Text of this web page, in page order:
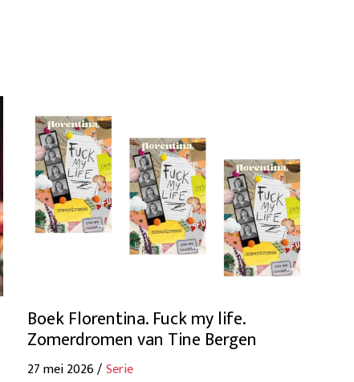
Boek Florentina. Fuck my life.
Zomerdromen van Tine Bergen
27 mei 2026 /Serie